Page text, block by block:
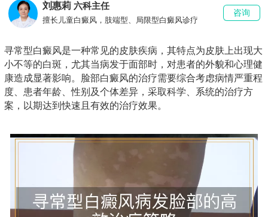
刘惠莉 六科主任
擅长儿童白癜风，肢端型、局限型白癜风诊疗
咨询
寻常型白癜风是一种常见的皮肤疾病，其特点为皮肤上出现大
小不等的白斑，尤其当病发于面部时，对患者的外貌和心理健
康造成显著影响。脸部白癜风的治疗需要综合考虑病情严重程
度、患者年龄、性别及个体差异，采取科学、系统的治疗方
案，以期达到快速且有效的治疗效果。